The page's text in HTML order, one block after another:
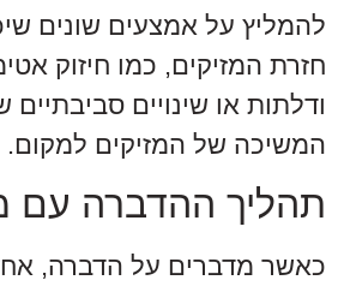
להמליץ על אמצעים שונים
חזרת המזיקים, כמו חיזוק
ודלתות או שינויים
המשיכה של המזיקים למקום.
תהליך ההדברה עם
כאשר מדברים על הדברה,